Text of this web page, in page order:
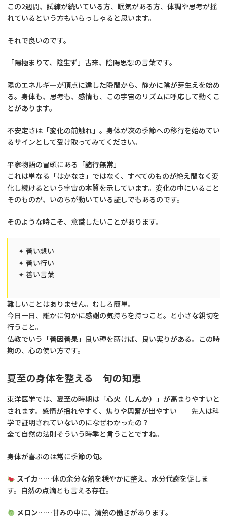
この2週間、試練が続いている方、眠気がある方、体調や思考が揺
れているという方もいらっしゃると思います。
それで良いのです。
「陽極まりて、陰生ず 」古来、陰陽思想の言葉です。
陽のエネルギーが頂点に達した瞬間から、静かに陰が芽生えを始め
る。身体も、思考も、感情も、この宇宙のリズムに呼応して動くこ
とがあります。
不安定さは「変化の前触れ」。身体が次の季節への移行を始めてい
るサインとして受け取ってみてください。
平家物語の冒頭にある「諸行無常 」
これは単なる「はかなさ」ではなく、すべてのものが絶え間なく変
化し続けるという宇宙の本質を示しています。変化の中にいること
そのものが、いのちが動いている証しでもあるのです。
そのような時こそ、意識したいことがあります。
✦ 善い想い
✦ 善い行い
✦ 善い言葉
難しいことはありません。むしろ簡単。
今日一日、誰かに何かに感謝の気持ちを持つこと。と小さな親切を
行うこと。
仏教でいう「善因善果」良い種を蒔けば、良い実りがある。この時
期の、心の使い方です。
夏至の身体を整える 旬の知恵
東洋医学では、夏至の時期は「心火（しんか） 」が高まりやすいと
されます。感情が揺れやすく、焦りや興奮が出やすい 先人は科
学で証明されていないのになぜわかったの？
全て自然の法則そういう時季と言うことですね。
身体が喜ぶのは常に季節の旬。
スイカ……体の余分な熱を穏やかに整え、水分代謝を促しま
す。自然の点滴とも言える存在。
メロン……甘みの中に、清熱の働きがあります。